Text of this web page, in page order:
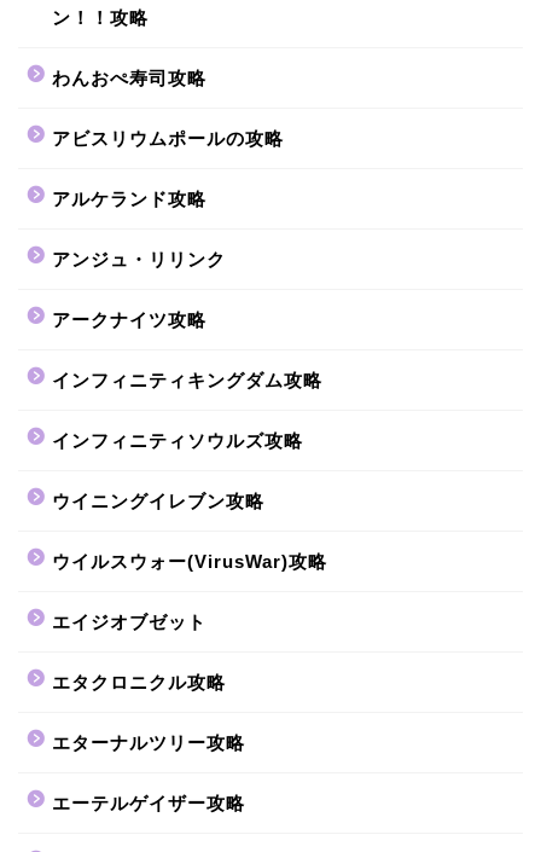
ン！！攻略
わんおぺ寿司攻略
アビスリウムポールの攻略
アルケランド攻略
アンジュ・リリンク
アークナイツ攻略
インフィニティキングダム攻略
インフィニティソウルズ攻略
ウイニングイレブン攻略
ウイルスウォー(VirusWar)攻略
エイジオブゼット
エタクロニクル攻略
エターナルツリー攻略
エーテルゲイザー攻略